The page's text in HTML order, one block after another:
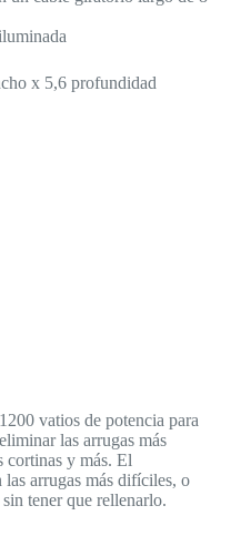
x 5,6 profundidad
vatios de potencia para
las arrugas más
cortinas y más. El
las arrugas más difíciles, o
tener que rellenarlo.